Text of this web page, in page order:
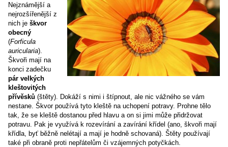
Nejznámější a
nejrozšířenější z
nich je škvor
obecný
(Forficula
auricularia).
Škvoři mají na
konci zadečku
pár velkých
kleštovitých
přívěsků (štěty). Dokáží s nimi i štípnout, ale nic vážného se vám
nestane. Škvor používá tyto kleště na uchopení potravy. Prohne tělo
tak, že se kleště dostanou před hlavu a on si jimi může přidržovat
potravu. Pak je využívá k rozevírání a zavírání křídel (ano, škvoři mají
křídla, byť běžně nelétají a mají je hodně schovaná). Štěty používají
také při obraně proti nepřátelům či vzájemných potyčkách.